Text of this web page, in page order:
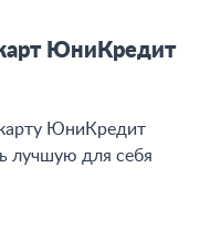
ЮниКредит
ЮниКредит
лучшую для себя